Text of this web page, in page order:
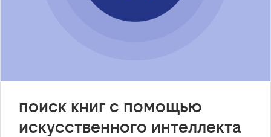
поиск книг с помощью
искусственного интеллекта